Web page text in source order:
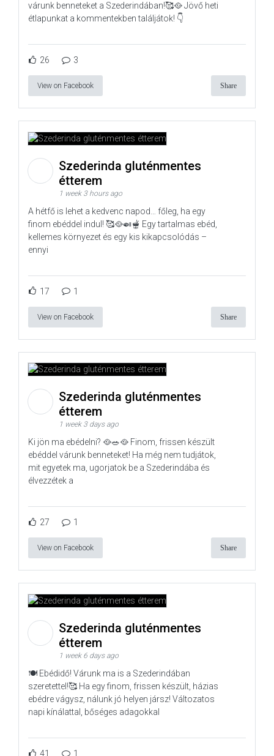
várunk benneteket a Szederindában!🥰🥘 Jövő heti
étlapunkat a kommentekben találjátok! 👇
26 3
View on Facebook Share
Szederinda gluténmentes
étterem
1 week 3 hours ago
A hétfő is lehet a kedvenc napod… főleg, ha egy
finom ebéddel indul! 🥰🥘🍛🫕 Egy tartalmas ebéd,
kellemes környezet és egy kis kikapcsolódás –
ennyi
17 1
View on Facebook Share
Szederinda gluténmentes
étterem
1 week 3 days ago
Ki jön ma ebédelni? 🥘🥗🥘 Finom, frissen készült
ebéddel várunk benneteket! Ha még nem tudjátok,
mit egyetek ma, ugorjatok be a Szederindába és
élvezzétek a
27 1
View on Facebook Share
Szederinda gluténmentes
étterem
1 week 6 days ago
🍽️ Ebédidő! Várunk ma is a Szederindában
szeretettel!🥰 Ha egy finom, frissen készült, házias
ebédre vágysz, nálunk jó helyen jársz! Változatos
napi kínálattal, bőséges adagokkal
41 1